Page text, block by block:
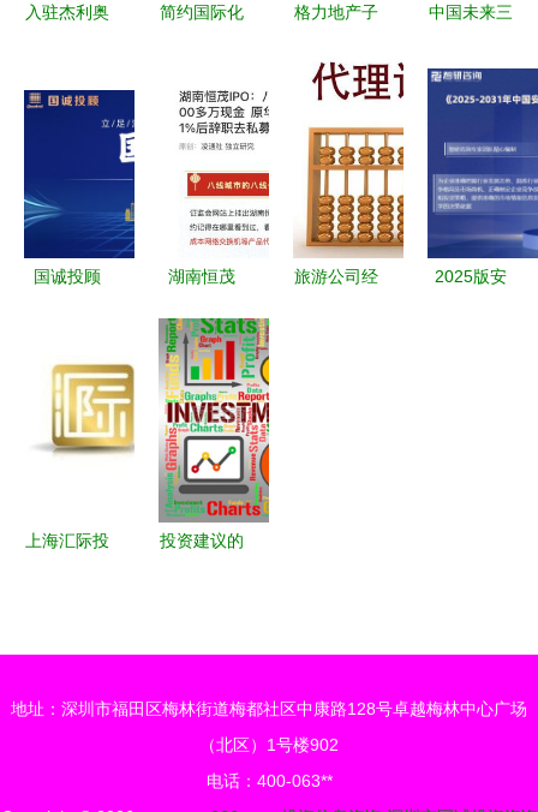
入驻杰利奥
简约国际化
与展板设计
参考
格力地产子
华生物
权 投资布
局与市场反
响
中国未来三
行业调研与
询报告背景
分析
国诚投顾
机，能否真
正助力投资
新高度？
湖南恒茂
审委直指信
披“躲猫
猫”，原华
泰证券李玉
玄低价入股
疑涉内幕
旅游公司经
2025版安
上海汇际投
投资建议的
地址：深圳市福田区梅林街道梅都社区中康路128号卓越梅林中心广场
（北区）1号楼902
电话：400-063**